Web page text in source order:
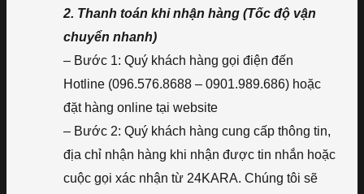
2. Thanh toán khi nhận hàng (Tốc độ vận
chuyển nhanh)
– Bước 1: Quý khách hàng gọi điện đến
Hotline (096.576.8688 – 0901.989.686) hoặc
đặt hàng online tại website
– Bước 2: Quý khách hàng cung cấp thông tin,
địa chỉ nhận hàng khi nhận được tin nhắn hoặc
cuộc gọi xác nhận từ 24KARA. Chúng tôi sẽ